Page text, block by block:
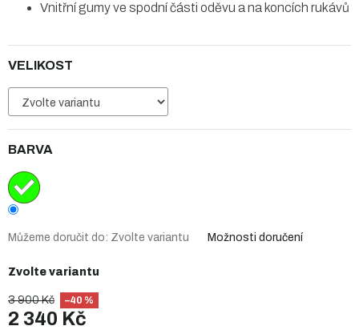
3 900 Kč –40 %
2 340 Kč
Zvolte variantu
VELIKOST
BARVA
Můžeme doručit do: Zvolte variantu Možnosti doručení
Vnitřní gumy ve spodní části oděvu a na koncích rukávů